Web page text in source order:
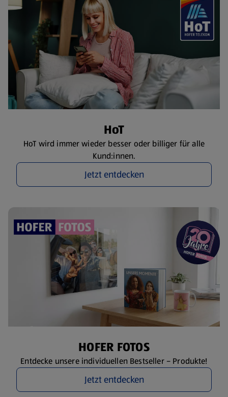
HoT
HoT wird immer wieder besser oder billiger für alle
Kund:innen.
Jetzt entdecken
HOFER FOTOS
Entdecke unsere individuellen Bestseller – Produkte!
Jetzt entdecken